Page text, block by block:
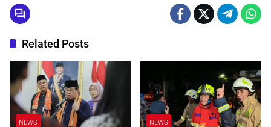
Related Posts
NEWS NEWS